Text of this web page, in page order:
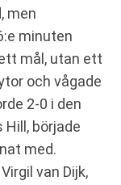
men
minuten
mål, utan ett
och vågade
2-0 i den
började
med.
van Dijk,